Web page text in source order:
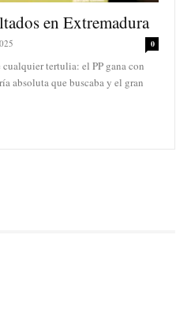
en Extremadura
0
tertulia: el PP gana con
absoluta que buscaba y el gran